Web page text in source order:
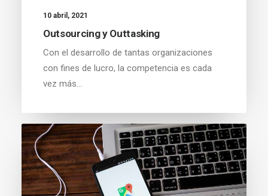
10 abril, 2021
Outsourcing y Outtasking
Con el desarrollo de tantas organizaciones
con fines de lucro, la competencia es cada
vez más…